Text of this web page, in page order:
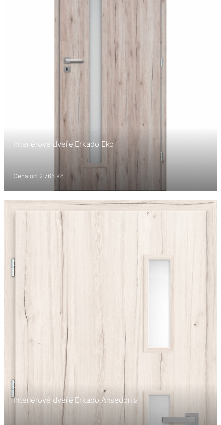
Interiérové dveře Erkado Eko
Cena od: 2 765 Kč
Interiérové dveře Erkado Ansedonia